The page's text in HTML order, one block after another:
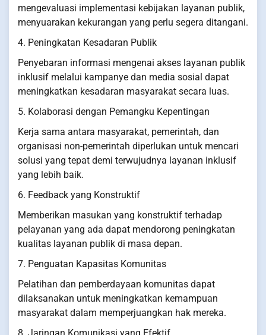
mengevaluasi implementasi kebijakan layanan publik,
menyuarakan kekurangan yang perlu segera ditangani.
4. Peningkatan Kesadaran Publik
Penyebaran informasi mengenai akses layanan publik
inklusif melalui kampanye dan media sosial dapat
meningkatkan kesadaran masyarakat secara luas.
5. Kolaborasi dengan Pemangku Kepentingan
Kerja sama antara masyarakat, pemerintah, dan
organisasi non-pemerintah diperlukan untuk mencari
solusi yang tepat demi terwujudnya layanan inklusif
yang lebih baik.
6. Feedback yang Konstruktif
Memberikan masukan yang konstruktif terhadap
pelayanan yang ada dapat mendorong peningkatan
kualitas layanan publik di masa depan.
7. Penguatan Kapasitas Komunitas
Pelatihan dan pemberdayaan komunitas dapat
dilaksanakan untuk meningkatkan kemampuan
masyarakat dalam memperjuangkan hak mereka.